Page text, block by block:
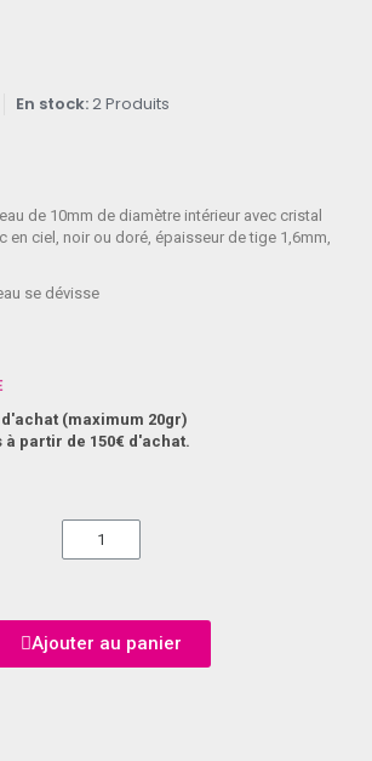
En stock 2 Produits
de 10mm de diamètre intérieur avec cristal
en ciel, noir ou doré, épaisseur de tige 1,6mm,
se dévisse
(maximum 20gr)
partir de 150€ d'achat.
Ajouter au panier